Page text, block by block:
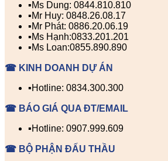
▪️Ms Dung: 0844.810.810
▪️Mr Huy: 0848.26.08.17
▪️Mr Phát: 0886.20.06.19
▪️Ms Hạnh:0833.201.201
▪️Ms Loan:0855.890.890
☎ KINH DOANH DỰ ÁN
▪️Hotline: 0834.300.300
☎ BÁO GIÁ QUA ĐT/EMAIL
▪️Hotline: 0907.999.609
☎ BỘ PHẬN ĐẤU THẦU